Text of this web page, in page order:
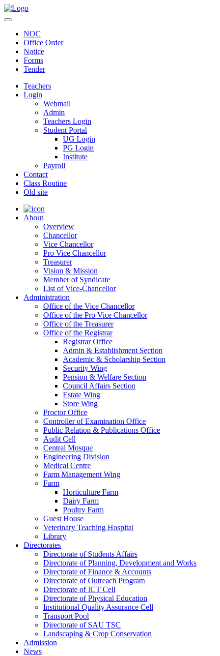
NOC
Office Order
Notice
Forms
Tender
Teachers
Login
Webmail
Admin
Teachers Login
Student Portal
UG Login
PG Login
Institute
Payroll
Contact
Class Routine
Old site
About
Overview
Chancellor
Vice Chancellor
Pro Vice Chancellor
Treasurer
Vision & Mission
Member of Syndicate
List of Vice-Chancellor
Administration
Office of the Vice Chancellor
Office of the Pro Vice Chancellor
Office of the Treasurer
Office of the Registrar
Registrar Office
Admin & Establishment Section
Academic & Scholarship Section
Security Wing
Pension & Welfare Section
Council Affairs Section
Estate Wing
Store Wing
Proctor Office
Controller of Examination Office
Public Relation & Publications Office
Audit Cell
Central Mosque
Engineering Division
Medical Centre
Farm Management Wing
Farm
Horticulture Farm
Dairy Farm
Poultry Farm
Guest House
Veterinary Teaching Hospital
Library
Directorates
Directorate of Students Affairs
Directorate of Planning, Development and Works
Directorate of Finance & Accounts
Directorate of Outreach Program
Directorate of ICT Cell
Directorate of Physical Education
Institutional Quality Assurance Cell
Transport Pool
Directorate of SAU TSC
Landscaping & Crop Conservation
Admission
News